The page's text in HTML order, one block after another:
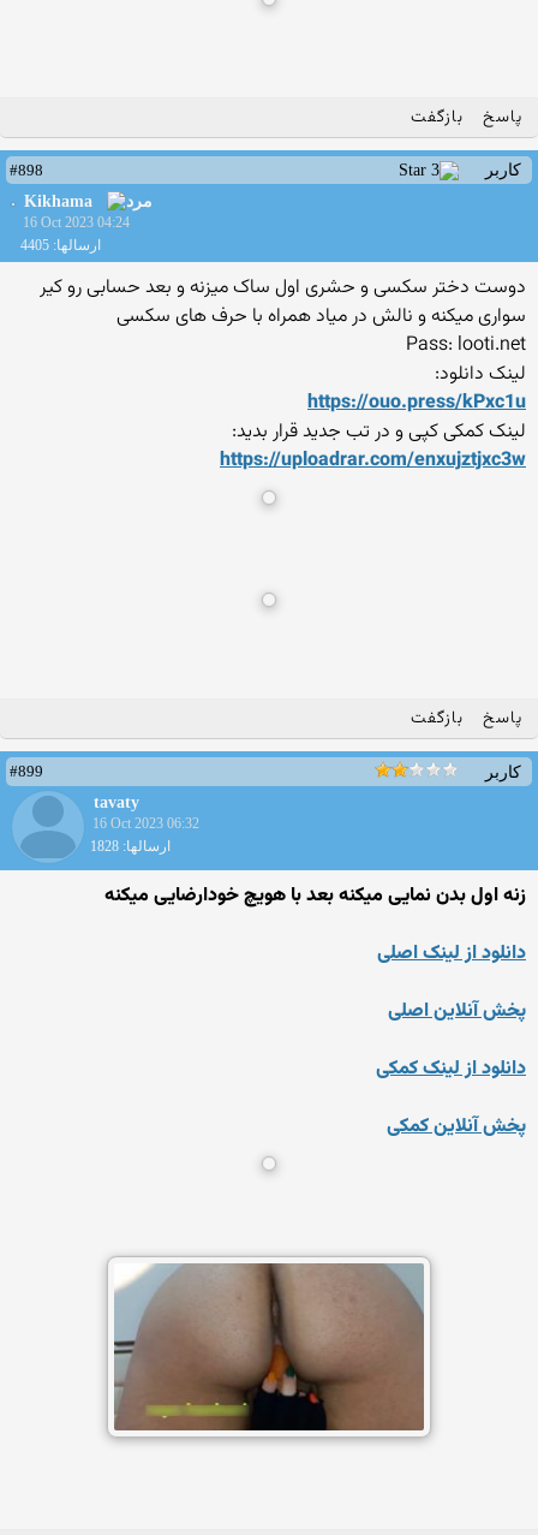
پاسخ بازگفت
کاربر
#898
Kikhama
16 Oct 2023 04:24
ارسالها: 4405
دوست دختر سکسی و حشری اول ساک میزنه و بعد حسابی رو کیر
سواری میکنه و نالش در میاد همراه با حرف های سکسی
Pass: looti.net
لینک دانلود:
https://ouo.press/kPxc1u
لینک کمکی کپی و در تب جدید قرار بدید:
https://uploadrar.com/enxujztjxc3w
پاسخ بازگفت
کاربر
#899
tavaty
16 Oct 2023 06:32
ارسالها: 1828
زنه اول بدن نمایی میکنه بعد با هویچ خودارضایی میکنه
دانلود از لینک اصلی
پخش آنلاین اصلی
دانلود از لینک کمکی
پخش آنلاین کمکی